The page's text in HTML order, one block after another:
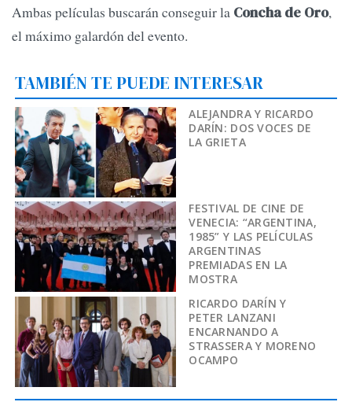
Ambas películas buscarán conseguir la Concha de Oro,
el máximo galardón del evento.
TAMBIÉN TE PUEDE INTERESAR
ALEJANDRA Y RICARDO
DARÍN: DOS VOCES DE
LA GRIETA
FESTIVAL DE CINE DE
VENECIA: “ARGENTINA,
1985” Y LAS PELÍCULAS
ARGENTINAS
PREMIADAS EN LA
MOSTRA
RICARDO DARÍN Y
PETER LANZANI
ENCARNANDO A
STRASSERA Y MORENO
OCAMPO